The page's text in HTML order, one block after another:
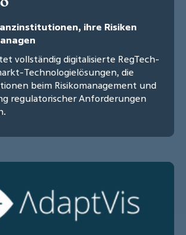
ihre Risiken
vollständig digitalisierte RegTech-
Technologielösungen, die
beim Risikomanagement und
regulatorischer Anforderungen